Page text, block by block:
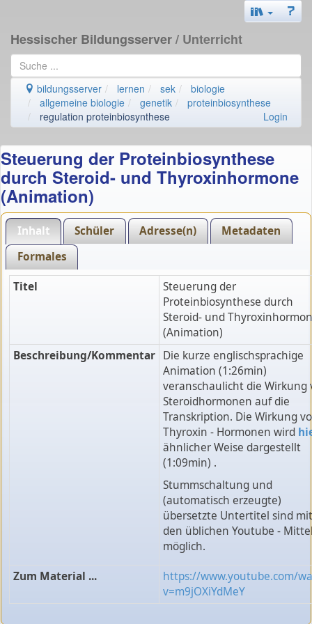
Hessischer Bildungsserver/ Unterricht
bildungsserver lernen sek
biologie
allgemeine biologie
genetik
proteinbiosynthese
regulation proteinbiosynthese
Login
Steuerung der Proteinbiosynthese
durch Steroid- und Thyroxinhormone
(Animation)
Inhalt Schüler Adresse(n)
Metadaten
Formales
Titel
Steuerung der
Proteinbiosynthese durch
Steroid- und
(Animation)
Beschreibung/Kommentar Die kurze englischsprachige
Animation (1:26min)
veranschaulicht die Wirkung
Steroidhormonen auf die
Transkription. Die Wirkung
Thyroxin - Hormonen wird
ähnlicher Weise dargestellt
(1:09min) .
Stummschaltung und
(automatisch erzeugte)
übersetzte Untertitel sind mit
den üblichen Youtube -
möglich.
Zum Material ...
https://www.youtube.com/
v=m9jOXiYdMeY